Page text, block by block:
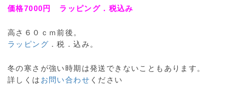
価格7000円 ラッピング．税込み
高さ６０ｃｍ前後。
ラッピング ．税．込み。
冬の寒さが強い時期は発送できないこともあります。
詳しくは お問い合わせ ください